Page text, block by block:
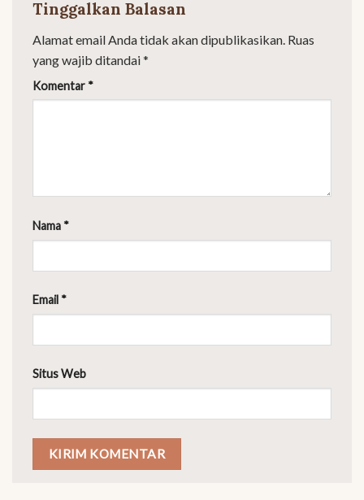
Tinggalkan Balasan
Alamat email Anda tidak akan dipublikasikan. Ruas
yang wajib ditandai*
Komentar *
Nama *
Email *
Situs Web